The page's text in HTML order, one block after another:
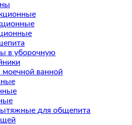
в уборочную
ванной
для общепита